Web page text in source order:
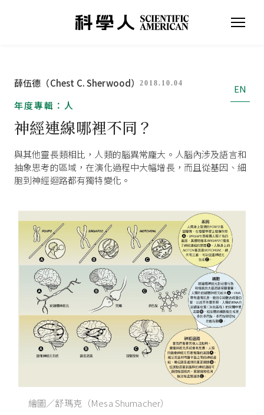
薛伍德（Chest C. Sherwood）2018.10.04
EN
年度專輯：人
神經連線哪裡不同？
與其他靈長類相比，人類的腦異常龐大。人腦內涉及語言和
抽象思考的區域，在演化過程中大幅增長，而且從基因、細
胞到神經迴路都有獨特變化。
繪圖／舒瑪克（Mesa Shumacher）